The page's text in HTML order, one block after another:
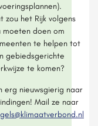
zou het Rijk volgens
moeten doen om
te helpen tot
gebiedsgerichte
te komen?
erg nieuwsgierig naar
Mail ze naar